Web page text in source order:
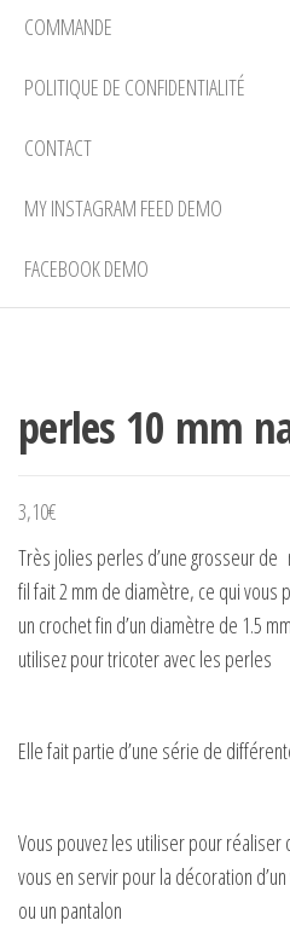
COMMANDE
POLITIQUE DE CONFIDENTIALITÉ
CONTACT
MY INSTAGRAM FEED DEMO
FACEBOOK DEMO
perles 10 mm
3,10€
Très jolies perles d’une grosseur
fil fait 2 mm de diamètre, ce qui vous
un crochet fin d’un diamètre de 1.5
utilisez pour tricoter avec les perles
Elle fait partie d’une série de
Vous pouvez les utiliser pour
vous en servir pour la décoration
ou un pantalon